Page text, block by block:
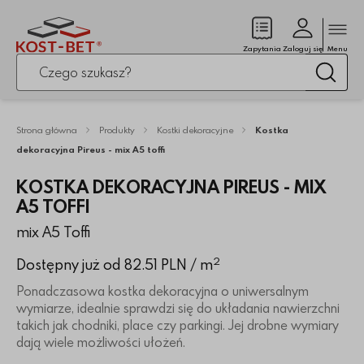
Po kliknięciu przycisku fraza zostanie wyszukana
Zapytania
(pusty)Zaloguj się Menu
Strona główna Produkty Kostki dekoracyjne
Kostka
dekoracyjna Pireus - mix A5 toffi
KOSTKA DEKORACYJNA PIREUS - MIX
A5 TOFFI
mix A5 Toffi
Dostępny już od 82.51 PLN / m2
Ponadczasowa kostka dekoracyjna o uniwersalnym
wymiarze, idealnie sprawdzi się do układania nawierzchni
takich jak chodniki, place czy parkingi. Jej drobne wymiary
dają wiele możliwości ułożeń.